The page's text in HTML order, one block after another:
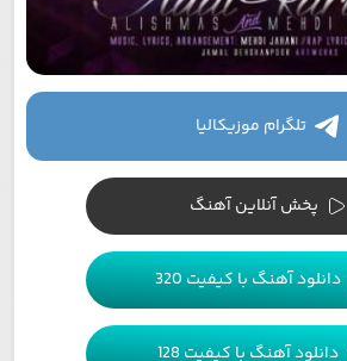
تلگرام موزیکالیا
پخش آنلاین آهنگ
دانلود آهنگ با کیفیت 320
دانلود آهنگ با کیفیت 128